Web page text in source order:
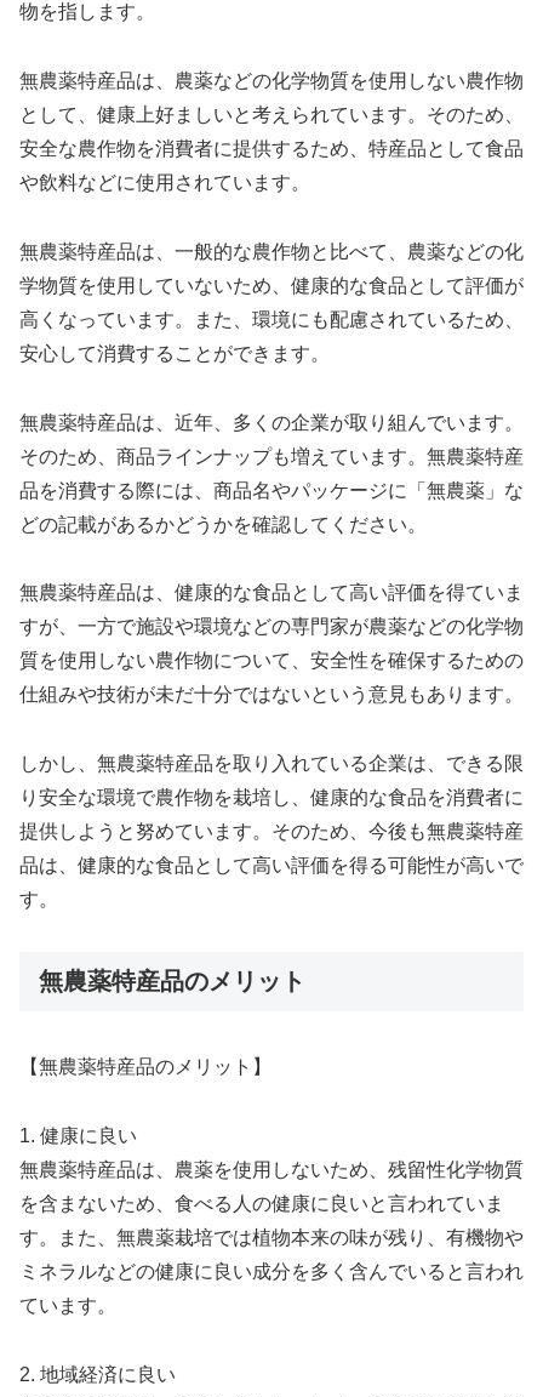
物を指します。
無農薬特産品は、農薬などの化学物質を使用しない農作物
として、健康上好ましいと考えられています。そのため、
安全な農作物を消費者に提供するため、特産品として食品
や飲料などに使用されています。
無農薬特産品は、一般的な農作物と比べて、農薬などの化
学物質を使用していないため、健康的な食品として評価が
高くなっています。また、環境にも配慮されているため、
安心して消費することができます。
無農薬特産品は、近年、多くの企業が取り組んでいます。
そのため、商品ラインナップも増えています。無農薬特産
品を消費する際には、商品名やパッケージに「無農薬」な
どの記載があるかどうかを確認してください。
無農薬特産品は、健康的な食品として高い評価を得ていま
すが、一方で施設や環境などの専門家が農薬などの化学物
質を使用しない農作物について、安全性を確保するための
仕組みや技術が未だ十分ではないという意見もあります。
しかし、無農薬特産品を取り入れている企業は、できる限
り安全な環境で農作物を栽培し、健康的な食品を消費者に
提供しようと努めています。そのため、今後も無農薬特産
品は、健康的な食品として高い評価を得る可能性が高いで
す。
無農薬特産品のメリット
【無農薬特産品のメリット】
1. 健康に良い
無農薬特産品は、農薬を使用しないため、残留性化学物質
を含まないため、食べる人の健康に良いと言われていま
す。また、無農薬栽培では植物本来の味が残り、有機物や
ミネラルなどの健康に良い成分を多く含んでいると言われ
ています。
2. 地域経済に良い